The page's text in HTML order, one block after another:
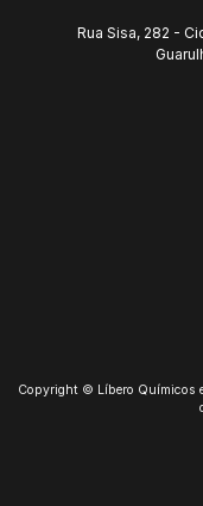
Rua Sisa, 282 -
Copyright © Líbero Químicos